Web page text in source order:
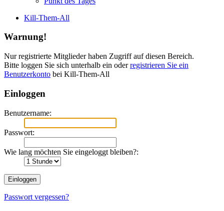
Kill-Them-All
Warnung!
Nur registrierte Mitglieder haben Zugriff auf diesen Bereich.
Bitte loggen Sie sich unterhalb ein oderregistrieren Sie ein
Benutzerkonto bei Kill-Them-All
Einloggen
Benutzername:
Passwort:
Wie lang möchten Sie eingeloggt bleiben?:
Passwort vergessen?